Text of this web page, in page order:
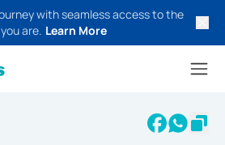
with seamless access to the
are. Learn More